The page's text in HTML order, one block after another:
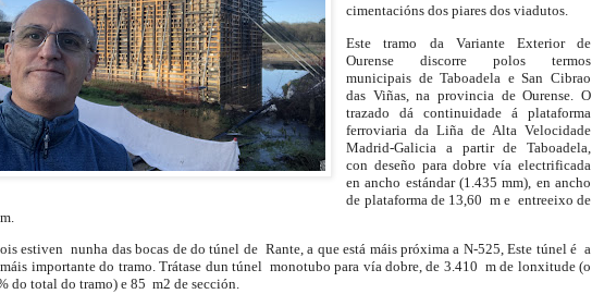
cimentacións dos piares dos viadutos.
Este tramo da Variante Exterior de
Ourense discorre polos termos
municipais de Taboadela e San Cibrao
das Viñas, na provincia de Ourense. O
trazado dá continuidade á plataforma
ferroviaria da Liña de Alta Velocidade
Madrid-Galicia a partir de Taboadela,
con deseño para dobre vía electrificada
en ancho estándar (1.435 mm), en ancho
de plataforma de 13,60 m e entreeixo de
estiven nunha das bocas de do túnel de Rante, a que está máis próxima a N-525, Este túnel é a
importante do tramo. Trátase dun túnel monotubo para vía dobre, de 3.410 m de lonxitude (o
do total do tramo) e 85 m2 de sección.